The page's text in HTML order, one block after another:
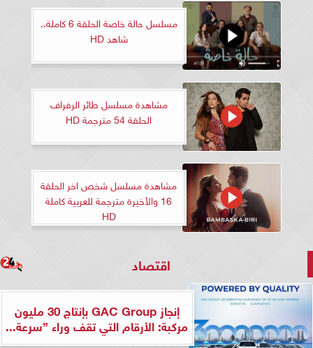
مسلسل حالة خاصة الحلقة 6 كاملة..
شاهد HD
مشاهدة مسلسل طائر الرفراف
الحلقة 54 مترجمة HD
مشاهدة مسلسل شخص اخر الحلقة
16 والأخيرة مترجمة للعربية كاملة
HD
اقتصاد
إنجاز GAC Group بإنتاج 30 مليون
مركبة: الأرقام التي تقف وراء ”سرعة...